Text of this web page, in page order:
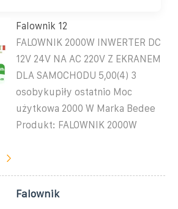
Falownik 12
FALOWNIK 2000W INWERTER DC
12V 24V NA AC 220V Z EKRANEM
DLA SAMOCHODU 5,00(4) 3
osobykupiły ostatnio Moc
użytkowa 2000 W Marka Bedee
Produkt: FALOWNIK 2000W
Falownik